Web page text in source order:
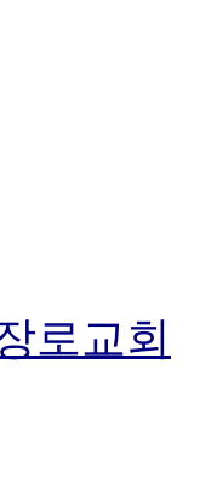
로교회